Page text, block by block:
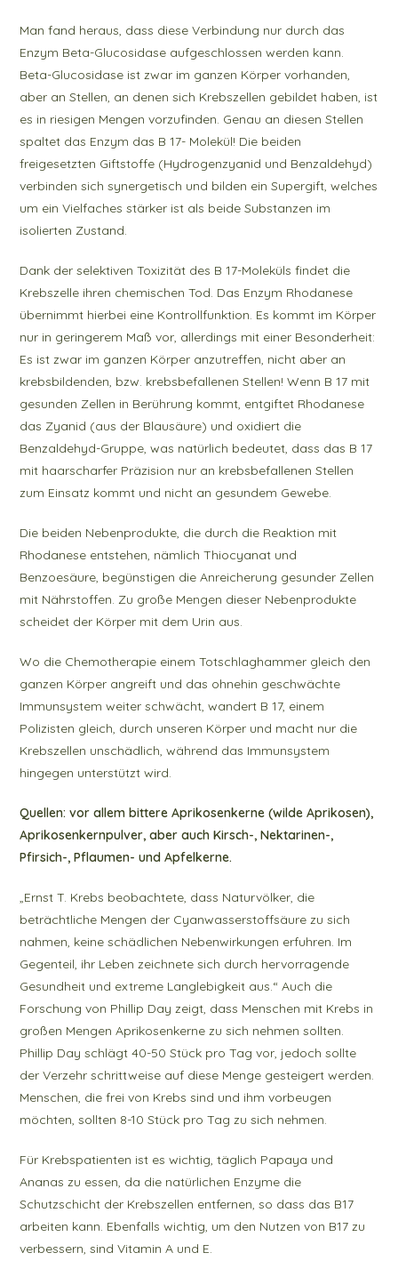
Man fand heraus, dass diese Verbindung nur durch das
Enzym Beta-Glucosidase aufgeschlossen werden kann.
Beta-Glucosidase ist zwar im ganzen Körper vorhanden,
aber an Stellen, an denen sich Krebszellen gebildet haben, ist
es in riesigen Mengen vorzufinden. Genau an diesen Stellen
spaltet das Enzym das B 17- Molekül! Die beiden
freigesetzten Giftstoffe (Hydrogenzyanid und Benzaldehyd)
verbinden sich synergetisch und bilden ein Supergift, welches
um ein Vielfaches stärker ist als beide Substanzen im
isolierten Zustand.
Dank der selektiven Toxizität des B 17-Moleküls findet die
Krebszelle ihren chemischen Tod. Das Enzym Rhodanese
übernimmt hierbei eine Kontrollfunktion. Es kommt im Körper
nur in geringerem Maß vor, allerdings mit einer Besonderheit:
Es ist zwar im ganzen Körper anzutreffen, nicht aber an
krebsbildenden, bzw. krebsbefallenen Stellen! Wenn B 17 mit
gesunden Zellen in Berührung kommt, entgiftet Rhodanese
das Zyanid (aus der Blausäure) und oxidiert die
Benzaldehyd-Gruppe, was natürlich bedeutet, dass das B 17
mit haarscharfer Präzision nur an krebsbefallenen Stellen
zum Einsatz kommt und nicht an gesundem Gewebe.
Die beiden Nebenprodukte, die durch die Reaktion mit
Rhodanese entstehen, nämlich Thiocyanat und
Benzoesäure, begünstigen die Anreicherung gesunder Zellen
mit Nährstoffen. Zu große Mengen dieser Nebenprodukte
scheidet der Körper mit dem Urin aus.
Wo die Chemotherapie einem Totschlaghammer gleich den
ganzen Körper angreift und das ohnehin geschwächte
Immunsystem weiter schwächt, wandert B 17, einem
Polizisten gleich, durch unseren Körper und macht nur die
Krebszellen unschädlich, während das Immunsystem
hingegen unterstützt wird.
Quellen: vor allem bittere Aprikosenkerne (wilde Aprikosen),
Aprikosenkernpulver, aber auch Kirsch-, Nektarinen-,
Pfirsich-, Pflaumen- und Apfelkerne.
„Ernst T. Krebs beobachtete, dass Naturvölker, die
beträchtliche Mengen der Cyanwasserstoffsäure zu sich
nahmen, keine schädlichen Nebenwirkungen erfuhren. Im
Gegenteil, ihr Leben zeichnete sich durch hervorragende
Gesundheit und extreme Langlebigkeit aus.“ Auch die
Forschung von Phillip Day zeigt, dass Menschen mit Krebs in
großen Mengen Aprikosenkerne zu sich nehmen sollten.
Phillip Day schlägt 40-50 Stück pro Tag vor, jedoch sollte
der Verzehr schrittweise auf diese Menge gesteigert werden.
Menschen, die frei von Krebs sind und ihm vorbeugen
möchten, sollten 8-10 Stück pro Tag zu sich nehmen.
Für Krebspatienten ist es wichtig, täglich Papaya und
Ananas zu essen, da die natürlichen Enzyme die
Schutzschicht der Krebszellen entfernen, so dass das B17
arbeiten kann. Ebenfalls wichtig, um den Nutzen von B17 zu
verbessern, sind Vitamin A und E.